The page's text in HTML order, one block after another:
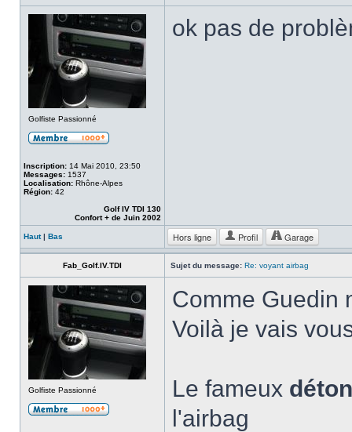
Golfiste Passionné
Inscription: 14 Mai 2010, 23:50
Messages: 1537
Localisation: Rhône-Alpes
Région: 42
Golf IV TDI 130
Confort + de Juin 2002
ok pas de
Haut| Bas Hors ligne Profil Garage
Fab_Golf.IV.TDI Sujet du message: Re: voyant airbag
Golfiste Passionné
Comme Guedin
Voilà je vais
Le fameux
l'airbag